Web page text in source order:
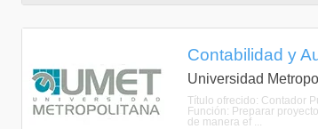
Contabilidad y
Universidad
Título ofrecido: Contador
Función: Preparar
de manera ef ...